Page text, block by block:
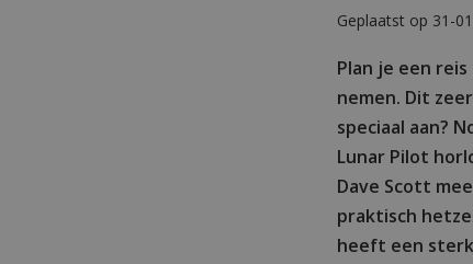
Geplaatst op 31-
Plan je een
nemen. Dit
speciaal aan?
Lunar Pilot
Dave Scott
praktisch
heeft een